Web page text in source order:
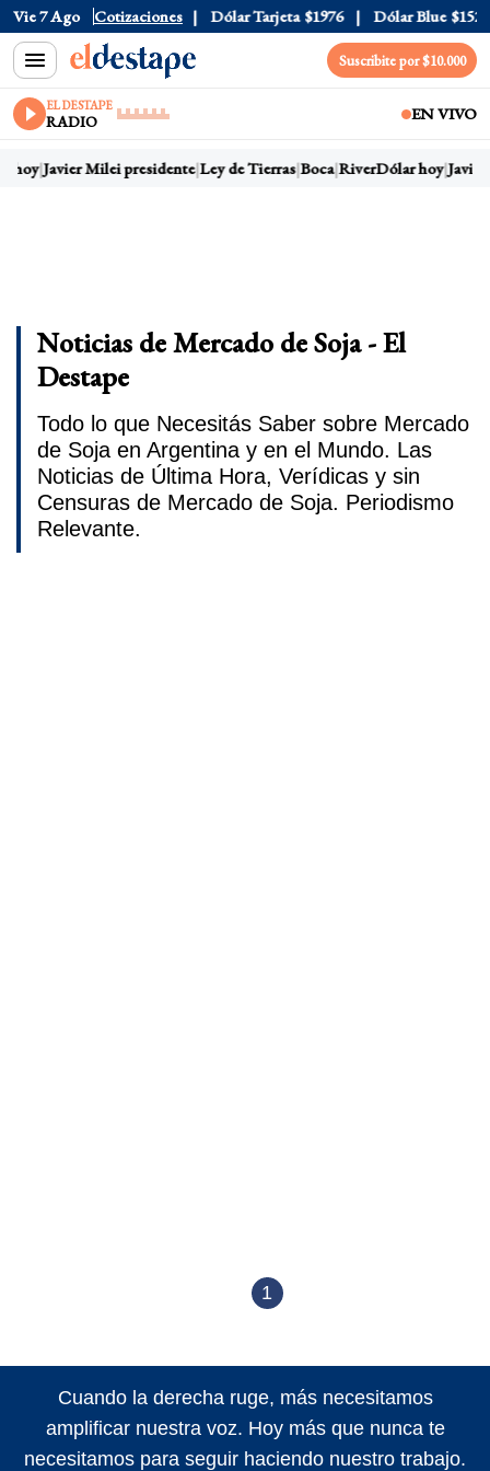
Vie 7 Ago Cotizaciones
Dólar Oficial $1520 Dólar Tarjeta $1976 Dólar Blue $1525
Suscribite por $10.000
EL DESTAPE
RADIO EN VIVO
hoy Javier Milei presidente Ley de Tierras Boca RiverDólar hoy
Noticias de Mercado de Soja - El
Destape
Todo lo que Necesitás Saber sobre Mercado
de Soja en Argentina y en el Mundo. Las
Noticias de Última Hora, Verídicas y sin
Censuras de Mercado de Soja. Periodismo
Relevante.
1
Cuando la derecha ruge, más necesitamos
amplificar nuestra voz. Hoy más que nunca te
necesitamos para seguir haciendo nuestro trabajo.